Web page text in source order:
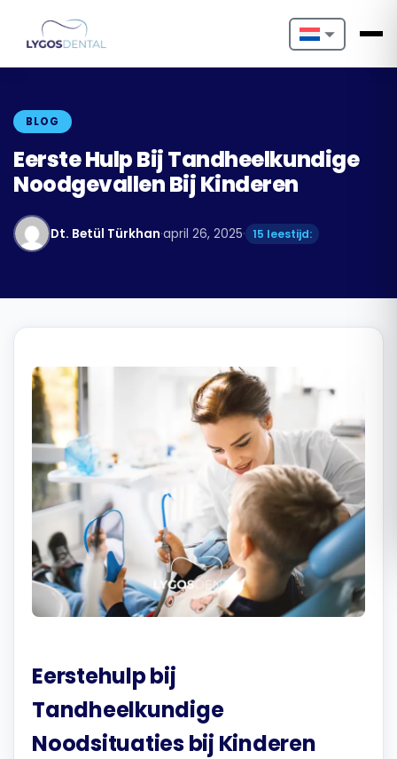
Nederlands
Français
Deutsch
Português
Български
Română
Русский
BLOG
Eerste Hulp Bij Tandheelkundige
Noodgevallen Bij Kinderen
Dt. Betül Türkhan·april 26, 2025· 15 leestijd:
Eerstehulp bij
Tandheelkundige
Noodsituaties bij Kinderen